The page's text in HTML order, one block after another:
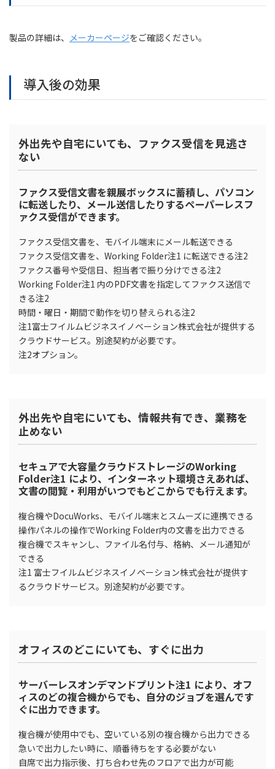
製品の詳細は、 メーカーページをご確認ください。
導入後の効果
外出先や自宅にいても、ファクス受信を見逃さ
ない
ファクス受信文書を親展ボックスに蓄積し、パソコン
に転送したり、メール送信したりするペーパーレスフ
ァクス受信ができます。
ファクス受信文書を、モバイル端末にメール転送できる
ファクス受信文書を、Working Folder注1 に転送できる注2
ファクス番号や受信日、担当者で振り分けできる注2
Working Folder注1 内のPDF文書を指定してファクス送信で
きる注2
時間・曜日・期間で動作を切り替えられる注2
注1富士フイルムビジネスイノベーション株式会社が提供する
クラウドサービス。別途契約が必要です。
注2オプション。
外出先や自宅にいても、情報共有でき、業務を
止めない
セキュアで大容量クラウドストレージのWorking
Folder注1 により、インターネット環境さえあれば、
文書の閲覧・利用がいつでもどこからでも行えます。
複合機やDocuWorks、モバイル端末とスムーズに連携できる
操作パネルの操作でWorking Folder内の文書を出力できる
複合機でスキャンし、ファイル名付与、格納、メール通知が
できる
注1 富士フイルムビジネスイノベーション株式会社が提供す
るクラウドサービス。別途契約が必要です。
オフィスのどこにいても、すぐに出力
サーバーレスオンデマンドプリント注1 により、オフ
ィスのどの複合機からでも、自分のジョブを選んです
ぐに出力できます。
複合機が使用中でも、空いている別の複合機から出力できる
急いで出力したい時に、順番待ちをする必要がない
自席で出力指示後、打ち合わせ先のフロアで出力が可能